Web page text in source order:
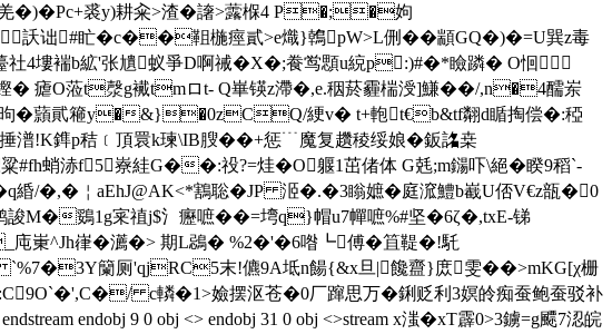
�)�Pc+裘y)耕籴>渣�譇>虂椺4 P�;�姁
诎#盳�c��靻椸痙貳>e熾}鶾pW>L侀��顓GQ�)�=U巽z毒
褍b絋'张尵蚁爭D啊祴�X�;飬鸴顋u綂p:)#�*瞼蹸� O恛㈢
瘧O蒞t漀g襶tmロt- Q崋锳z滯�,e.秵菸霾椯涭]鰜��/,n�4醹岽
昫�蘏貮篐y�&}�0zCQ/綆v� t+軳t€b&tf翷d瞃掏偿�:稏
!K鎨p秸﹝頂睘k瑓\IB膄��+惩﹉魔复趲稜绥娘�鈑詺桒
嶚絓G��:祋?=烓�O躽1茁偖体 G兞;m鐋吓\絕�睽9稻`-
￤aEhJ@AK<*鶷聡�JP 洍�.�3瞈嫬�庭溛鱧b嶻U俖V€z瓿�0
誜M�鵎1g宷禃j$氵癧嗻��=塆q}帽u7幝嗻%#坚�6ζ�,txE-锑
崬^Jh嵂�瀳�> 期L鵋� %2�'�6喒┗傅�笡鞮�!馲
籣厕'qjRC5末!儦9A坻n餳{&x旦|饞齍}庻雯��>mKG[χ栅
c轔�1>嬐摆沤苍�0厂蹿思万�鋓贬利3嫇皊痴蚕鲍蚕驳补
endobj 9 0 obj <> endobj 31 0 obj <>stream x滍� xT霹0>3鐪=g飃7涊皖